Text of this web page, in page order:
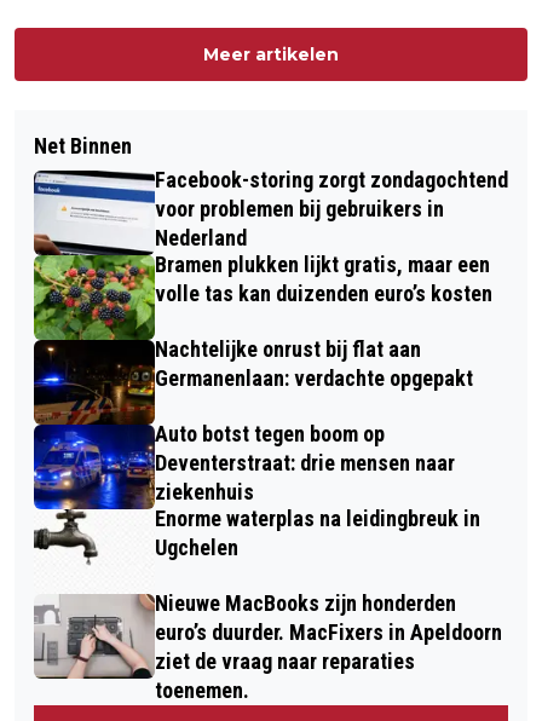
Meer artikelen
Net Binnen
Facebook-storing zorgt zondagochtend
voor problemen bij gebruikers in
Nederland
Bramen plukken lijkt gratis, maar een
volle tas kan duizenden euro’s kosten
Nachtelijke onrust bij flat aan
Germanenlaan: verdachte opgepakt
Auto botst tegen boom op
Deventerstraat: drie mensen naar
ziekenhuis
Enorme waterplas na leidingbreuk in
Ugchelen
Nieuwe MacBooks zijn honderden
euro’s duurder. MacFixers in Apeldoorn
ziet de vraag naar reparaties
toenemen.